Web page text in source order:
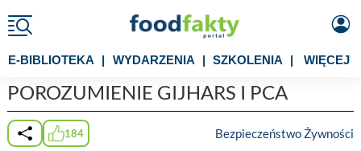
E-BIBLIOTEKA | WYDARZENIA | SZKOLENIA | WIĘCEJ
POROZUMIENIE GIJHARS I PCA
184 Bezpieczeństwo Żywności